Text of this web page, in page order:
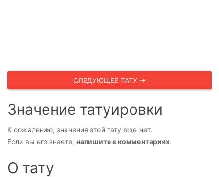
СЛЕДУЮЩЕЕ ТАТУ →
Значение татуировки
К сожалению, значения этой тату еще нет.
Если вы его знаете, напишите в комментариях.
О тату